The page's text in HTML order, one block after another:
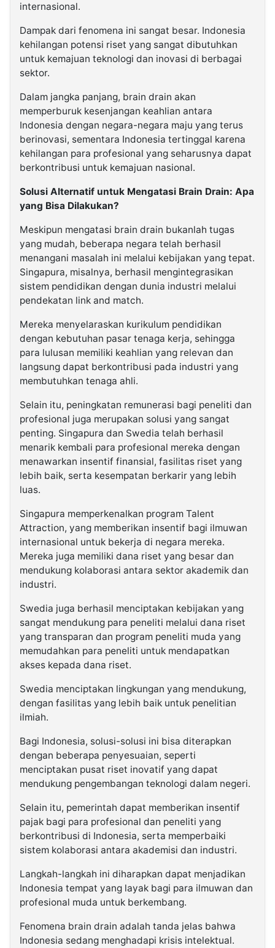
internasional.
Dampak dari fenomena ini sangat besar. Indonesia
kehilangan potensi riset yang sangat dibutuhkan
untuk kemajuan teknologi dan inovasi di berbagai
sektor.
Dalam jangka panjang, brain drain akan
memperburuk kesenjangan keahlian antara
Indonesia dengan negara-negara maju yang terus
berinovasi, sementara Indonesia tertinggal karena
kehilangan para profesional yang seharusnya dapat
berkontribusi untuk kemajuan nasional.
Solusi Alternatif untuk Mengatasi Brain Drain: Apa
yang Bisa Dilakukan?
Meskipun mengatasi brain drain bukanlah tugas
yang mudah, beberapa negara telah berhasil
menangani masalah ini melalui kebijakan yang tepat.
Singapura, misalnya, berhasil mengintegrasikan
sistem pendidikan dengan dunia industri melalui
pendekatan link and match.
Mereka menyelaraskan kurikulum pendidikan
dengan kebutuhan pasar tenaga kerja, sehingga
para lulusan memiliki keahlian yang relevan dan
langsung dapat berkontribusi pada industri yang
membutuhkan tenaga ahli.
Selain itu, peningkatan remunerasi bagi peneliti dan
profesional juga merupakan solusi yang sangat
penting. Singapura dan Swedia telah berhasil
menarik kembali para profesional mereka dengan
menawarkan insentif finansial, fasilitas riset yang
lebih baik, serta kesempatan berkarir yang lebih
luas.
Singapura memperkenalkan program Talent
Attraction, yang memberikan insentif bagi ilmuwan
internasional untuk bekerja di negara mereka.
Mereka juga memiliki dana riset yang besar dan
mendukung kolaborasi antara sektor akademik dan
industri.
Swedia juga berhasil menciptakan kebijakan yang
sangat mendukung para peneliti melalui dana riset
yang transparan dan program peneliti muda yang
memudahkan para peneliti untuk mendapatkan
akses kepada dana riset.
Swedia menciptakan lingkungan yang mendukung,
dengan fasilitas yang lebih baik untuk penelitian
ilmiah.
Bagi Indonesia, solusi-solusi ini bisa diterapkan
dengan beberapa penyesuaian, seperti
menciptakan pusat riset inovatif yang dapat
mendukung pengembangan teknologi dalam negeri.
Selain itu, pemerintah dapat memberikan insentif
pajak bagi para profesional dan peneliti yang
berkontribusi di Indonesia, serta memperbaiki
sistem kolaborasi antara akademisi dan industri.
Langkah-langkah ini diharapkan dapat menjadikan
Indonesia tempat yang layak bagi para ilmuwan dan
profesional muda untuk berkembang.
Fenomena brain drain adalah tanda jelas bahwa
Indonesia sedang menghadapi krisis intelektual.